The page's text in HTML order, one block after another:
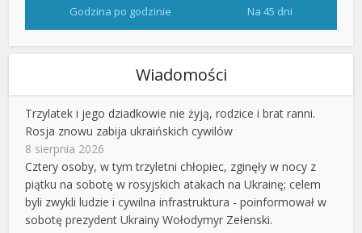
Godzina po godzinie Na 45 dni
Wiadomości
Trzylatek i jego dziadkowie nie żyją, rodzice i brat ranni.
Rosja znowu zabija ukraińskich cywilów
8 sierpnia 2026
Cztery osoby, w tym trzyletni chłopiec, zginęły w nocy z
piątku na sobotę w rosyjskich atakach na Ukrainę; celem
byli zwykli ludzie i cywilna infrastruktura - poinformował w
sobotę prezydent Ukrainy Wołodymyr Zełenski.